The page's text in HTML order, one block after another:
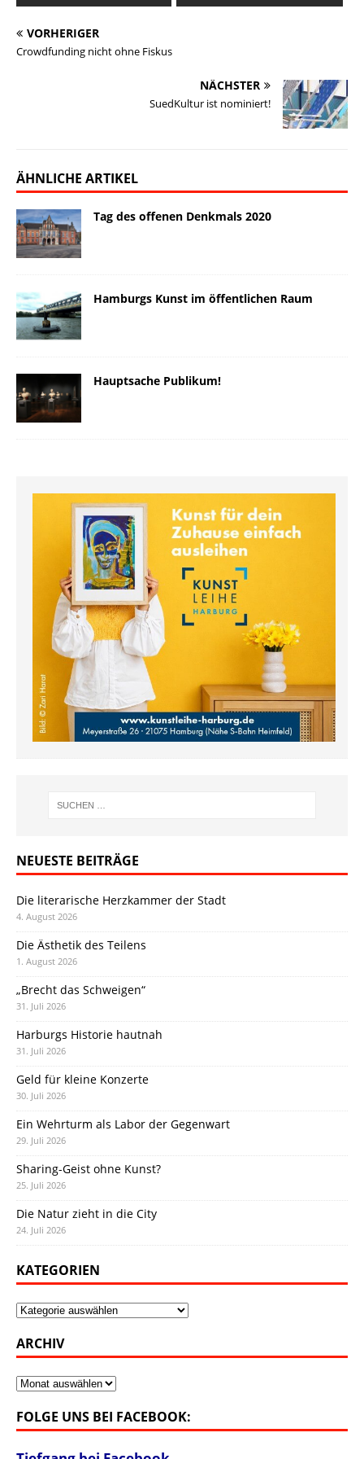
VORHERIGER
Crowdfunding nicht ohne Fiskus
NÄCHSTER
SuedKultur ist nominiert!
ÄHNLICHE ARTIKEL
Tag des offenen Denkmals 2020
Hamburgs Kunst im öffentlichen Raum
Hauptsache Publikum!
NEUESTE BEITRÄGE
Die literarische Herzkammer der Stadt
4. August 2026
Die Ästhetik des Teilens
1. August 2026
„Brecht das Schweigen“
31. Juli 2026
Harburgs Historie hautnah
31. Juli 2026
Geld für kleine Konzerte
30. Juli 2026
Ein Wehrturm als Labor der Gegenwart
29. Juli 2026
Sharing-Geist ohne Kunst?
25. Juli 2026
Die Natur zieht in die City
24. Juli 2026
KATEGORIEN
Kategorien
ARCHIV
Archiv
FOLGE UNS BEI FACEBOOK: